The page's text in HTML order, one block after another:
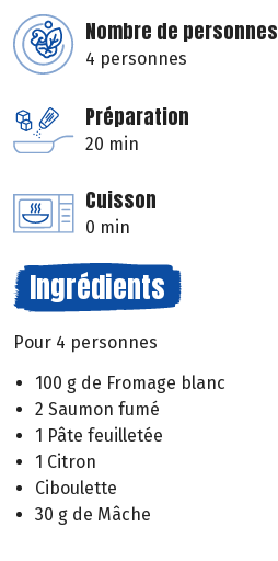
Nombre de personnes
4 personnes
Préparation
20 min
Cuisson
0 min
Ingrédients
Pour 4 personnes
100 g de Fromage blanc
2 Saumon fumé
1 Pâte feuilletée
1 Citron
Ciboulette
30 g de Mâche